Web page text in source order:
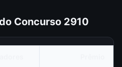
Concurso 2910